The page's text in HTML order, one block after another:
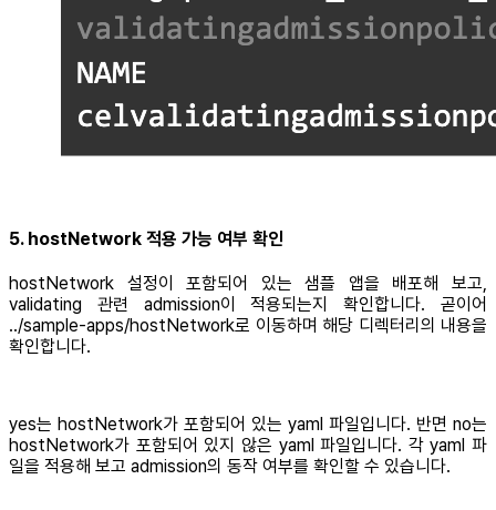
5. hostNetwork 적용 가능 여부 확인
hostNetwork 설정이 포함되어 있는 샘플 앱을 배포해 보고,
validating 관련 admission이 적용되는지 확인합니다. 곧이어
../sample-apps/hostNetwork로 이동하며 해당 디렉터리의 내용을
확인합니다.
yes는 hostNetwork가 포함되어 있는 yaml 파일입니다. 반면 no는
hostNetwork가 포함되어 있지 않은 yaml 파일입니다. 각 yaml 파
일을 적용해 보고 admission의 동작 여부를 확인할 수 있습니다.